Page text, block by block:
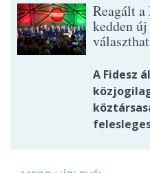
Reagált
kedden
A Fidesz